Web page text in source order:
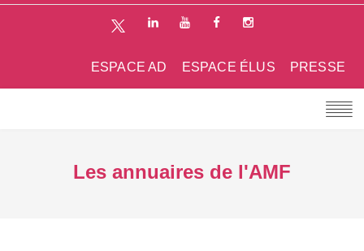
PRESSE
ESPACE ÉLUS
ESPACE AD
Les annuaires de l'AMF